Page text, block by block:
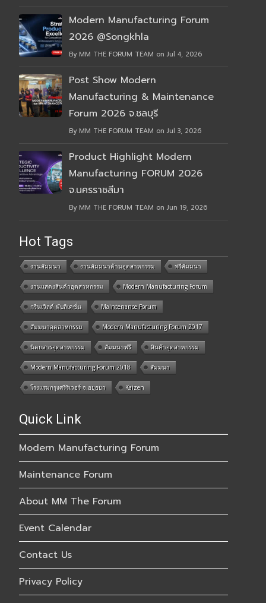
Modern Manufacturing Forum
2026 @Songkhla
By MM THE FORUM TEAM on Jul 4, 2026
Post Show Modern
Manufacturing & Maintenance
Forum 2026 จ.ชลบุรี
By MM THE FORUM TEAM on Jul 3, 2026
Product Highlight Modern
Manufacturing FORUM 2026
จ.นครราชสีมา
By MM THE FORUM TEAM on Jun 19, 2026
Hot Tags
งานสัมมนา งานสัมมนาด้านอุตสาหกรรม ฟรีสัมมนา
งานแสดงสินค้าอุตสาหกรรม Modern Manufacturing Forum
กรีนเวิลด์ พับลิเคชั่น Maintenance Forum
สัมมนาอุตสาหกรรม Modern Manufacturing Forum 2017
นิตยสารอุตสาหกรรม สัมมนาฟรี สินค้าอุตสาหกรรม
Modern Manufacturing Forum 2018 สัมมนา
โรงแรมกรุงศรีริเวอร์ จ.อยุธยา Kaizen
Quick Link
Modern Manufacturing Forum
Maintenance Forum
About MM The Forum
Event Calendar
Contact Us
Privacy Policy